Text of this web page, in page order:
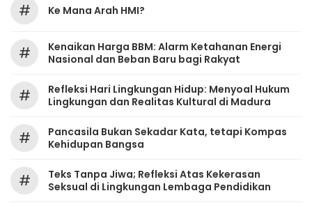
# Ke Mana Arah HMI?
#
Kenaikan Harga BBM: Alarm Ketahanan Energi
Nasional dan Beban Baru bagi Rakyat
#
Refleksi Hari Lingkungan Hidup: Menyoal Hukum
Lingkungan dan Realitas Kultural di Madura
#
Pancasila Bukan Sekadar Kata, tetapi Kompas
Kehidupan Bangsa
#
Teks Tanpa Jiwa; Refleksi Atas Kekerasan
Seksual di Lingkungan Lembaga Pendidikan